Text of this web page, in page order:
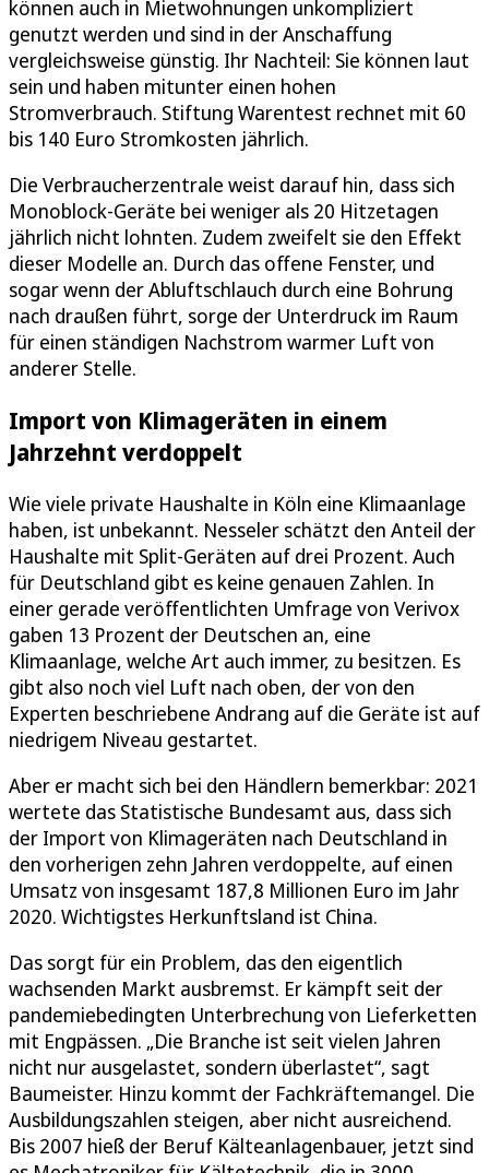
können auch in Mietwohnungen unkompliziert
genutzt werden und sind in der Anschaffung
vergleichsweise günstig. Ihr Nachteil: Sie können laut
sein und haben mitunter einen hohen
Stromverbrauch. Stiftung Warentest rechnet mit 60
bis 140 Euro Stromkosten jährlich.
Die Verbraucherzentrale weist darauf hin, dass sich
Monoblock-Geräte bei weniger als 20 Hitzetagen
jährlich nicht lohnten. Zudem zweifelt sie den Effekt
dieser Modelle an. Durch das offene Fenster, und
sogar wenn der Abluftschlauch durch eine Bohrung
nach draußen führt, sorge der Unterdruck im Raum
für einen ständigen Nachstrom warmer Luft von
anderer Stelle.
Import von Klimageräten in einem
Jahrzehnt verdoppelt
Wie viele private Haushalte in Köln eine Klimaanlage
haben, ist unbekannt. Nesseler schätzt den Anteil der
Haushalte mit Split-Geräten auf drei Prozent. Auch
für Deutschland gibt es keine genauen Zahlen. In
einer gerade veröffentlichten Umfrage von Verivox
gaben 13 Prozent der Deutschen an, eine
Klimaanlage, welche Art auch immer, zu besitzen. Es
gibt also noch viel Luft nach oben, der von den
Experten beschriebene Andrang auf die Geräte ist auf
niedrigem Niveau gestartet.
Aber er macht sich bei den Händlern bemerkbar: 2021
wertete das Statistische Bundesamt aus, dass sich
der Import von Klimageräten nach Deutschland in
den vorherigen zehn Jahren verdoppelte, auf einen
Umsatz von insgesamt 187,8 Millionen Euro im Jahr
2020. Wichtigstes Herkunftsland ist China.
Das sorgt für ein Problem, das den eigentlich
wachsenden Markt ausbremst. Er kämpft seit der
pandemiebedingten Unterbrechung von Lieferketten
mit Engpässen. „Die Branche ist seit vielen Jahren
nicht nur ausgelastet, sondern überlastet“, sagt
Baumeister. Hinzu kommt der Fachkräftemangel. Die
Ausbildungszahlen steigen, aber nicht ausreichend.
Bis 2007 hieß der Beruf Kälteanlagenbauer, jetzt sind